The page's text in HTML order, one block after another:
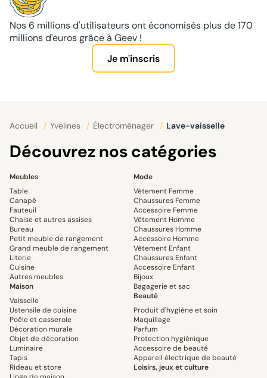
Nos 6 millions d'utilisateurs ont économisés plus de 170
millions d'euros grâce à Geev !
Je m'inscris
Accueil / Yvelines / Électroménager / Lave-vaisselle
Découvrez nos catégories
Meubles
Table
Canapé
Fauteuil
Chaise et autres assises
Bureau
Petit meuble de rangement
Grand meuble de rangement
Literie
Cuisine
Autres meubles
Maison
Vaisselle
Ustensile de cuisine
Poêle et casserole
Décoration murale
Objet de décoration
Luminaire
Tapis
Rideau et store
Mode
Vêtement Femme
Chaussures Femme
Accessoire Femme
Vêtement Homme
Chaussures Homme
Accessoire Homme
Vêtement Enfant
Chaussures Enfant
Accessoire Enfant
Bijoux
Bagagerie et sac
Beauté
Produit d'hygiène et soin
Maquillage
Parfum
Protection hygiénique
Accessoire de beauté
Appareil électrique de beauté
Loisirs, jeux et culture